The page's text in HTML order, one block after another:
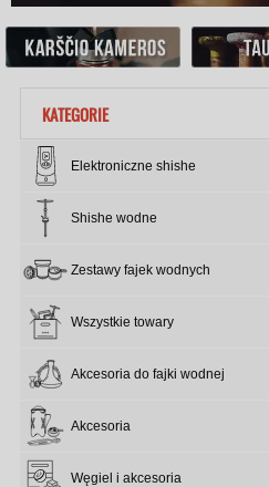
KATEGORIE
Elektroniczne shishe
Shishe wodne
Zestawy fajek wodnych
Wszystkie towary
Akcesoria do fajki wodnej
Akcesoria
Węgiel i akcesoria